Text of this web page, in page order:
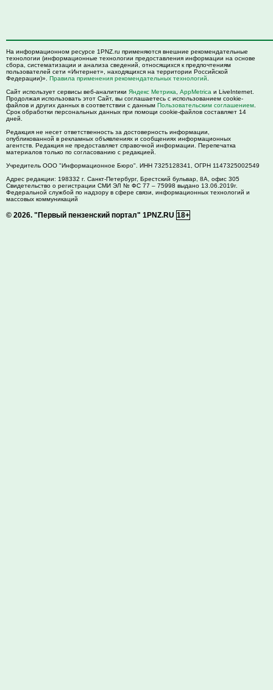
На информационном ресурсе 1PNZ.ru применяются внешние рекомендательные
технологии (информационные технологии предоставления информации на основе
сбора, систематизации и анализа сведений, относящихся к предпочтениям
пользователей сети «Интернет», находящихся на территории Российской
Федерации)». Правила применения рекомендательных технологий
Сайт использует сервисы веб-аналитики Яндекс Метрика AppMetrica и LiveInternet.
Продолжая использовать этот Сайт, вы соглашаетесь с использованием cookie-
файлов и других данных в соответствии с данным Пользовательским соглашением
Срок обработки персональных данных при помощи cookie-файлов составляет 14
дней.
Редакция не несет ответственность за достоверность информации,
опубликованной в рекламных объявлениях и сообщениях информационных
агентств. Редакция не предоставляет справочной информации. Перепечатка
материалов только по согласованию с редакцией.
Учредитель ООО "Информационное Бюро". ИНН 7325128341, ОГРН 1147325002549
Адрес редакции: 198332 г. Санкт-Петербург, Брестский бульвар, 8А, офис 305
Свидетельство о регистрации СМИ ЭЛ № ФС 77 – 75998 выдано 13.06.2019г.
Федеральной службой по надзору в сфере связи, информационных технологий и
массовых коммуникаций
© 2026. "Первый пензенский портал" 1PNZ.RU 18+